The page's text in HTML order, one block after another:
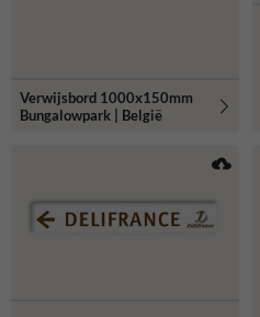
Verwijsbord 1000x150mm
Bungalowpark | België